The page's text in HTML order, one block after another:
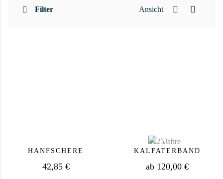
Filter Ansicht
HANFSCHERE
42,85 €
KALFATERBAND
ab 120,00 €